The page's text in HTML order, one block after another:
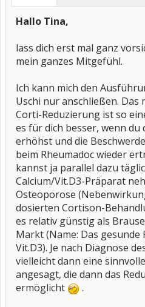
Hallo Tina,
lass dich erst mal ganz
mein ganzes Mitgefühl.
Ich kann mich den
Uschi nur anschließen. Das
Corti-Reduzierung ist so
es für dich besser, wenn du
erhöhst und die
beim Rheumadoc wieder
kannst ja parallel dazu
Calcium/Vit.D3-Präparat
Osteoporose
dosierten Cortison-
es relativ günstig als
Markt (Name: Das gesunde
Vit.D3). Je nach Diagnose
vielleicht dann eine
angesagt, die dann das
ermöglicht
.